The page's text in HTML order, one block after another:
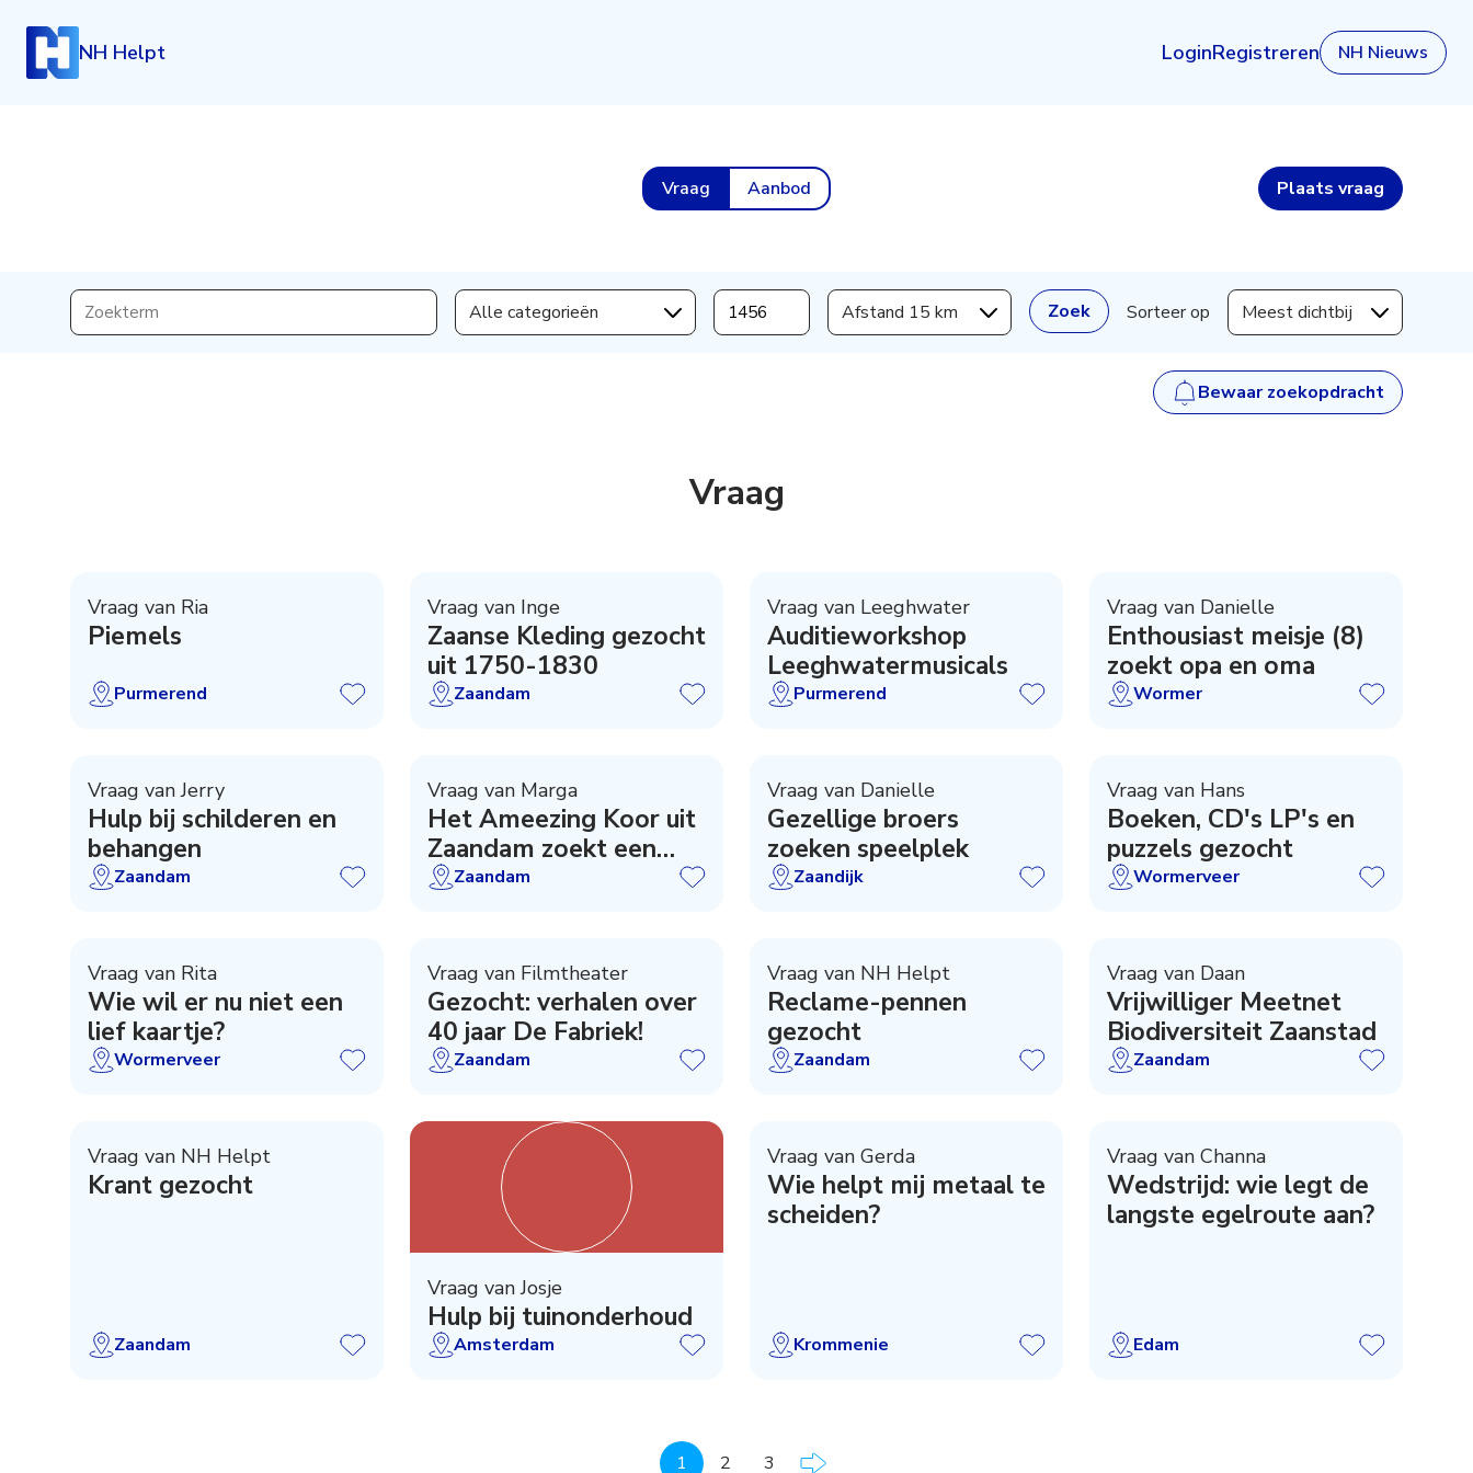
NH Helpt LoginRegistreren NH Nieuws
Vraag Aanbod Plaats vraag
Alle categorieën Afstand 15 km Zoek Sorteer op Meest dichtbij
Bewaar zoekopdracht
Vraag
Vraag van Ria
Piemels
Purmerend
Vraag van Inge
Zaanse Kleding gezocht
uit 1750-1830
Zaandam
Vraag van Leeghwater
Auditieworkshop
Leeghwatermusicals
Purmerend
Vraag van Danielle
Enthousiast meisje (8)
zoekt opa en oma
Wormer
Vraag van Jerry
Hulp bij schilderen en
behangen
Zaandam
Vraag van Marga
Het Ameezing Koor uit
Zaandam zoekt een
dirigent / repetitor
Zaandam
Vraag van Danielle
Gezellige broers
zoeken speelplek
Zaandijk
Vraag van Hans
Boeken, CD's LP's en
puzzels gezocht
Wormerveer
Vraag van Rita
Wie wil er nu niet een
lief kaartje?
Wormerveer
Vraag van Filmtheater
Gezocht: verhalen over
40 jaar De Fabriek!
Zaandam
Vraag van NH Helpt
Reclame-pennen
gezocht
Zaandam
Vraag van Daan
Vrijwilliger Meetnet
Biodiversiteit Zaanstad
Zaandam
Vraag van NH Helpt
Krant gezocht
Zaandam
Vraag van Josje
Hulp bij tuinonderhoud
Amsterdam
Vraag van Gerda
Wie helpt mij metaal te
scheiden?
Krommenie
Vraag van Channa
Wedstrijd: wie legt de
langste egelroute aan?
Edam
1 2 3
Inloggen